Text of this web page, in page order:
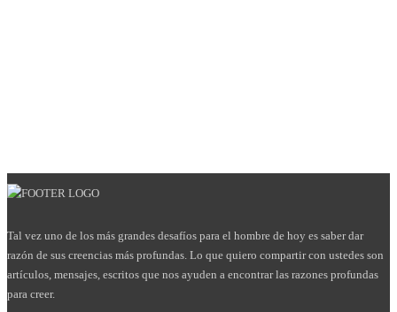
Tal vez uno de los más grandes desafíos para el hombre de hoy es saber dar
razón de sus creencias más profundas. Lo que quiero compartir con ustedes son
artículos, mensajes, escritos que nos ayuden a encontrar las razones profundas
para creer.